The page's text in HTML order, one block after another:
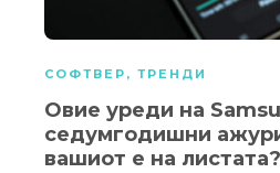
СОФТВЕР , ТРЕНДИ
Овие уреди на
седумгодишни
вашиот е на листата?